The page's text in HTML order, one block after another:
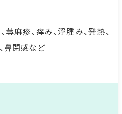
蕁麻疹、痒み、浮腫み、発熱、
鼻閉感など